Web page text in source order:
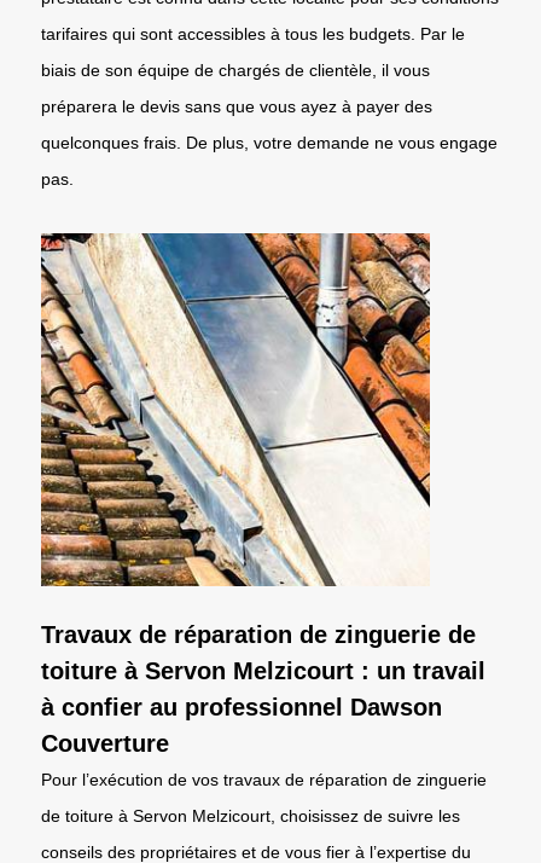
tarifaires qui sont accessibles à tous les budgets. Par le
biais de son équipe de chargés de clientèle, il vous
préparera le devis sans que vous ayez à payer des
quelconques frais. De plus, votre demande ne vous engage
pas.
Travaux de réparation de zinguerie de
toiture à Servon Melzicourt : un travail
à confier au professionnel Dawson
Couverture
Pour l’exécution de vos travaux de réparation de zinguerie
de toiture à Servon Melzicourt, choisissez de suivre les
conseils des propriétaires et de vous fier à l’expertise du